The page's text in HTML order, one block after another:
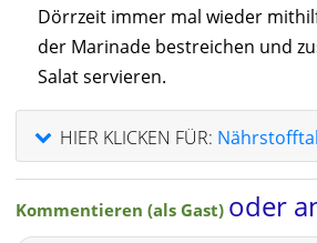
Dörrzeit immer mal wieder
der Marinade bestreichen und
Salat servieren.
HIER KLICKEN FÜR:
Kommentieren (als Gast) oder